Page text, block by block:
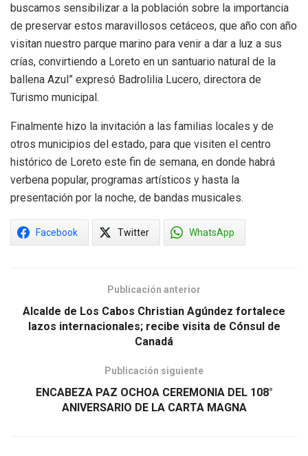
buscamos sensibilizar a la población sobre la importancia
de preservar estos maravillosos cetáceos, que año con año
visitan nuestro parque marino para venir a dar a luz a sus
crías, convirtiendo a Loreto en un santuario natural de la
ballena Azul” expresó Badrolilia Lucero, directora de
Turismo municipal.
Finalmente hizo la invitación a las familias locales y de
otros municipios del estado, para que visiten el centro
histórico de Loreto este fin de semana, en donde habrá
verbena popular, programas artísticos y hasta la
presentación por la noche, de bandas musicales.
Facebook Twitter WhatsApp
Publicación anterior
Alcalde de Los Cabos Christian Agúndez fortalece
lazos internacionales; recibe visita de Cónsul de
Canadá
Publicación siguiente
ENCABEZA PAZ OCHOA CEREMONIA DEL 108°
ANIVERSARIO DE LA CARTA MAGNA